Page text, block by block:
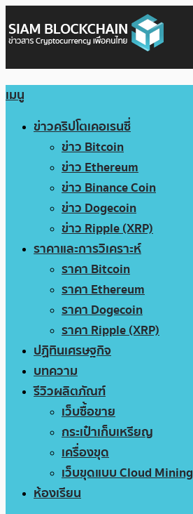
เมนู
ข่าวคริปโตเคอเรนซี่
ข่าว Bitcoin
ข่าว Ethereum
ข่าว Binance Coin
ข่าว Dogecoin
ข่าว Ripple (XRP)
ราคาและการวิเคราะห์
ราคา Bitcoin
ราคา Ethereum
ราคา Dogecoin
ราคา Ripple (XRP)
ปฏิทินเศรษฐกิจ
บทความ
รีวิวผลิตภัณฑ์
เว็บซื้อขาย
กระเป๋าเก็บเหรียญ
เครื่องขุด
เว็บขุดแบบ Cloud Mining
ห้องเรียน